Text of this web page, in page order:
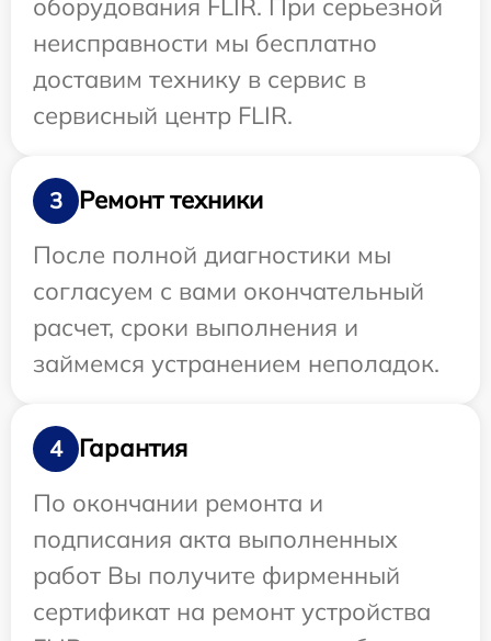
оборудования FLIR. При серьезной
неисправности мы бесплатно
доставим технику в сервис в
сервисный центр FLIR.
3
Ремонт техники
После полной диагностики мы
согласуем с вами окончательный
расчет, сроки выполнения и
займемся устранением неполадок.
4
Гарантия
По окончании ремонта и
подписания акта выполненных
работ Вы получите фирменный
сертификат на ремонт устройства